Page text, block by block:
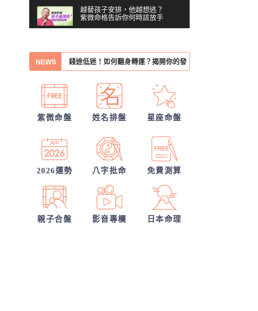
越替孩子安排，他越想逃？
紫微命格告訴你何時該放手
00:41
習慣把累往肚子裡吞？最難
越努力越燒光自己？你的天
賦可能用過頭了 #shorts
00:40
顆星，常燒光自己
40歲，人生努力全部歸零
——我打開命盤，看到了什
麼？
04:51
一張命盤，算出你全家？
#shorts
NEWS
我們緣分已盡了嗎？
財大運
他的戀愛意圖全洞悉
你們前世是哪種星宿關係？今生有好結
果嗎？
張盛舒大師，詳批你的一生命運！
我們的未來已註定?
你們的命盤合嗎？適合當夫妻？批婚配
指數
紫微命盤 姓名排盤 星座命盤
2026運勢 八字批命 免費測算
親子合盤 影音專欄 日本命理